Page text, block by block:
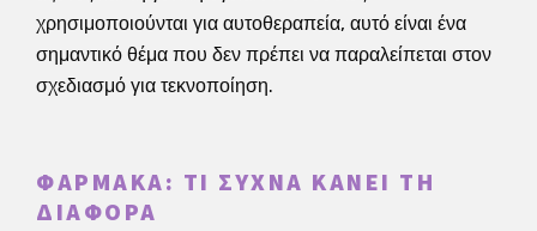
χρησιμοποιούνται για αυτοθεραπεία, αυτό είναι ένα
σημαντικό θέμα που δεν πρέπει να παραλείπεται στον
σχεδιασμό για τεκνοποίηση.
ΦΆΡΜΑΚΑ: ΤΙ ΣΥΧΝΆ ΚΆΝΕΙ ΤΗ
ΔΙΑΦΟΡΆ